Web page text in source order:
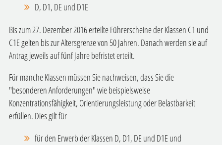
D, D1, DE und D1E
Bis zum 27. Dezember 2016 erteilte Führerscheine der Klassen C1 und
C1E gelten bis zur Altersgrenze von 50 Jahren. Danach werden sie auf
Antrag jeweils auf fünf Jahre befristet erteilt.
Für manche Klassen müssen Sie nachweisen, dass Sie die
"besonderen Anforderungen" wie beispielsweise
Konzentrationsfähigkeit, Orientierungsleistung oder Belastbarkeit
erfüllen. Dies gilt für
für den Erwerb der Klassen D, D1, DE und D1E und